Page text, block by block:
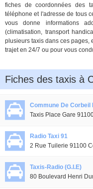
fiches de coordonnées des
téléphone et l'adresse de tous
vous donne informations
(climatisation, transport
plusieurs taxis dans ces pages,
trajet en 24/7 ou pour vous
Fiches des taxis à
Commune De Corbeil
Taxis Place Gare
Radio Taxi 91
2 Rue Tuilerie 91100
Taxis-Radio (G.I.E)
80 Boulevard Henri